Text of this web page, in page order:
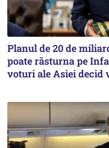
Planul de 20 de
poate răsturna pe
voturi ale Asiei decid